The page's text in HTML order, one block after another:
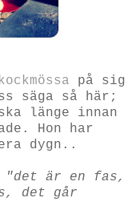
kockmössa på sig
säga så här;
länge innan
Hon har
dygn..
"det är en fas,
det går